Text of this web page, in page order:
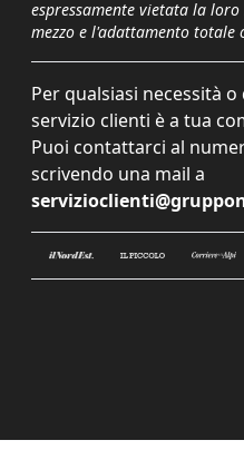
espressamente vietata la
mezzo e l'adattamento totale
Per qualsiasi necessità
servizio clienti è a tua
Puoi contattarci al
scrivendo una mail a